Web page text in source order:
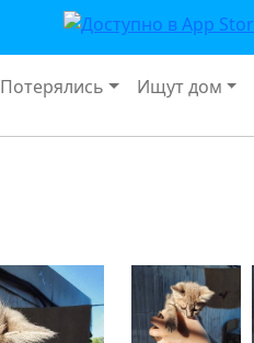
Потерялись Ищут дом